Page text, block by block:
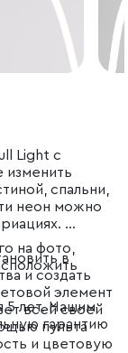
Light с
изменить
спальни,
неон можно
в
и создать
элемент
всей своей
пульта
и цветовую
на фото,
5 лет. Нашим
гарантию